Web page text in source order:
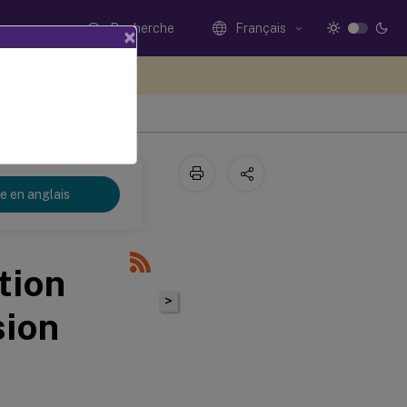
Recherche Français
en anglais
>
×